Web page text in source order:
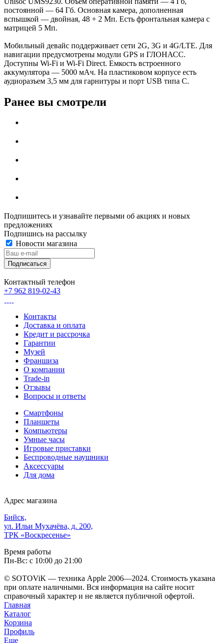
постоянной — 64 Гб. Основная камера, дополненная
вспышкой — двойная, 48 + 2 Мп. Есть фронтальная камера с
матрицей 5 Мп.
Мобильный девайс поддерживает сети 2G, 3G и 4G/LTE. Для
навигации предусмотрены модули GPS и ГЛОНАСС.
Доступны Wi-Fi и Wi-Fi Direct. Емкость встроенного
аккумулятора — 5000 мАч. На пластиковом корпусе есть
аудиоразъем 3,5 мм для гарнитуры и порт USB типа C.
Ранее вы смотрели
Подпишитесь и узнавайте первыми об акциях и новых
предложениях
Подпишись на рассылку
Новости магазина
Контактный телефон
+7 962 819-02-43
Контакты
Доставка и оплата
Кредит и рассрочка
Гарантии
Музей
Франшиза
О компании
Trade-in
Отзывы
Вопросы и ответы
Смартфоны
Планшеты
Компьютеры
Умные часы
Игровые приставки
Беспроводные наушники
Аксессуары
Для дома
Адрес магазина
Бийск,
ул. Ильи Мухачёва, д. 200,
ТРК «Воскресенье»
Время работы
Пн-Вс: с 10:00 до 21:00
© SOTOViK — техника Apple 2006—2024. Стоимость указана
при оплате наличными. Вся информация на сайте носит
справочный характер и не является публичной офертой.
Главная
Каталог
Корзина
Профиль
Еще